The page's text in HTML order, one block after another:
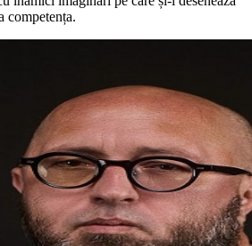
competența.